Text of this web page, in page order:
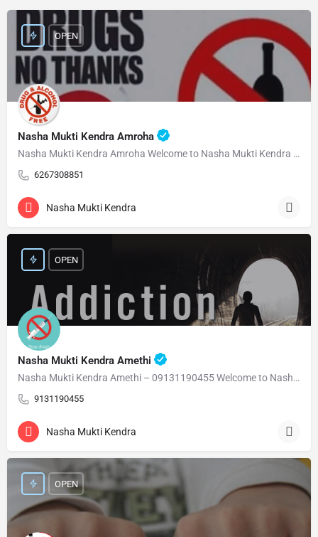
Nasha Mukti Kendra Amroha
Nasha Mukti Kendra Amroha Welcome to Nasha Mukti Kendra Amroha ( नशा मुक्ति केंद्र अमरोहा ) हमारे केंद्र…
6267308851
OPEN
Nasha Mukti Kendra
Nasha Mukti Kendra Amethi
Nasha Mukti Kendra Amethi – 09131190455 Welcome to Nasha Mukti Kendra Amethi ( नशा मुक्ति केंद्र अमेठी )…
9131190455
OPEN
Nasha Mukti Kendra
OPEN